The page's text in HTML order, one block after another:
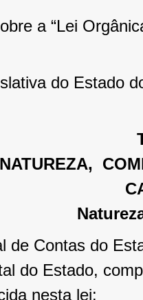
a “Lei
do Estado
NATUREZA,
de Contas do
do Estado,
nesta lei: